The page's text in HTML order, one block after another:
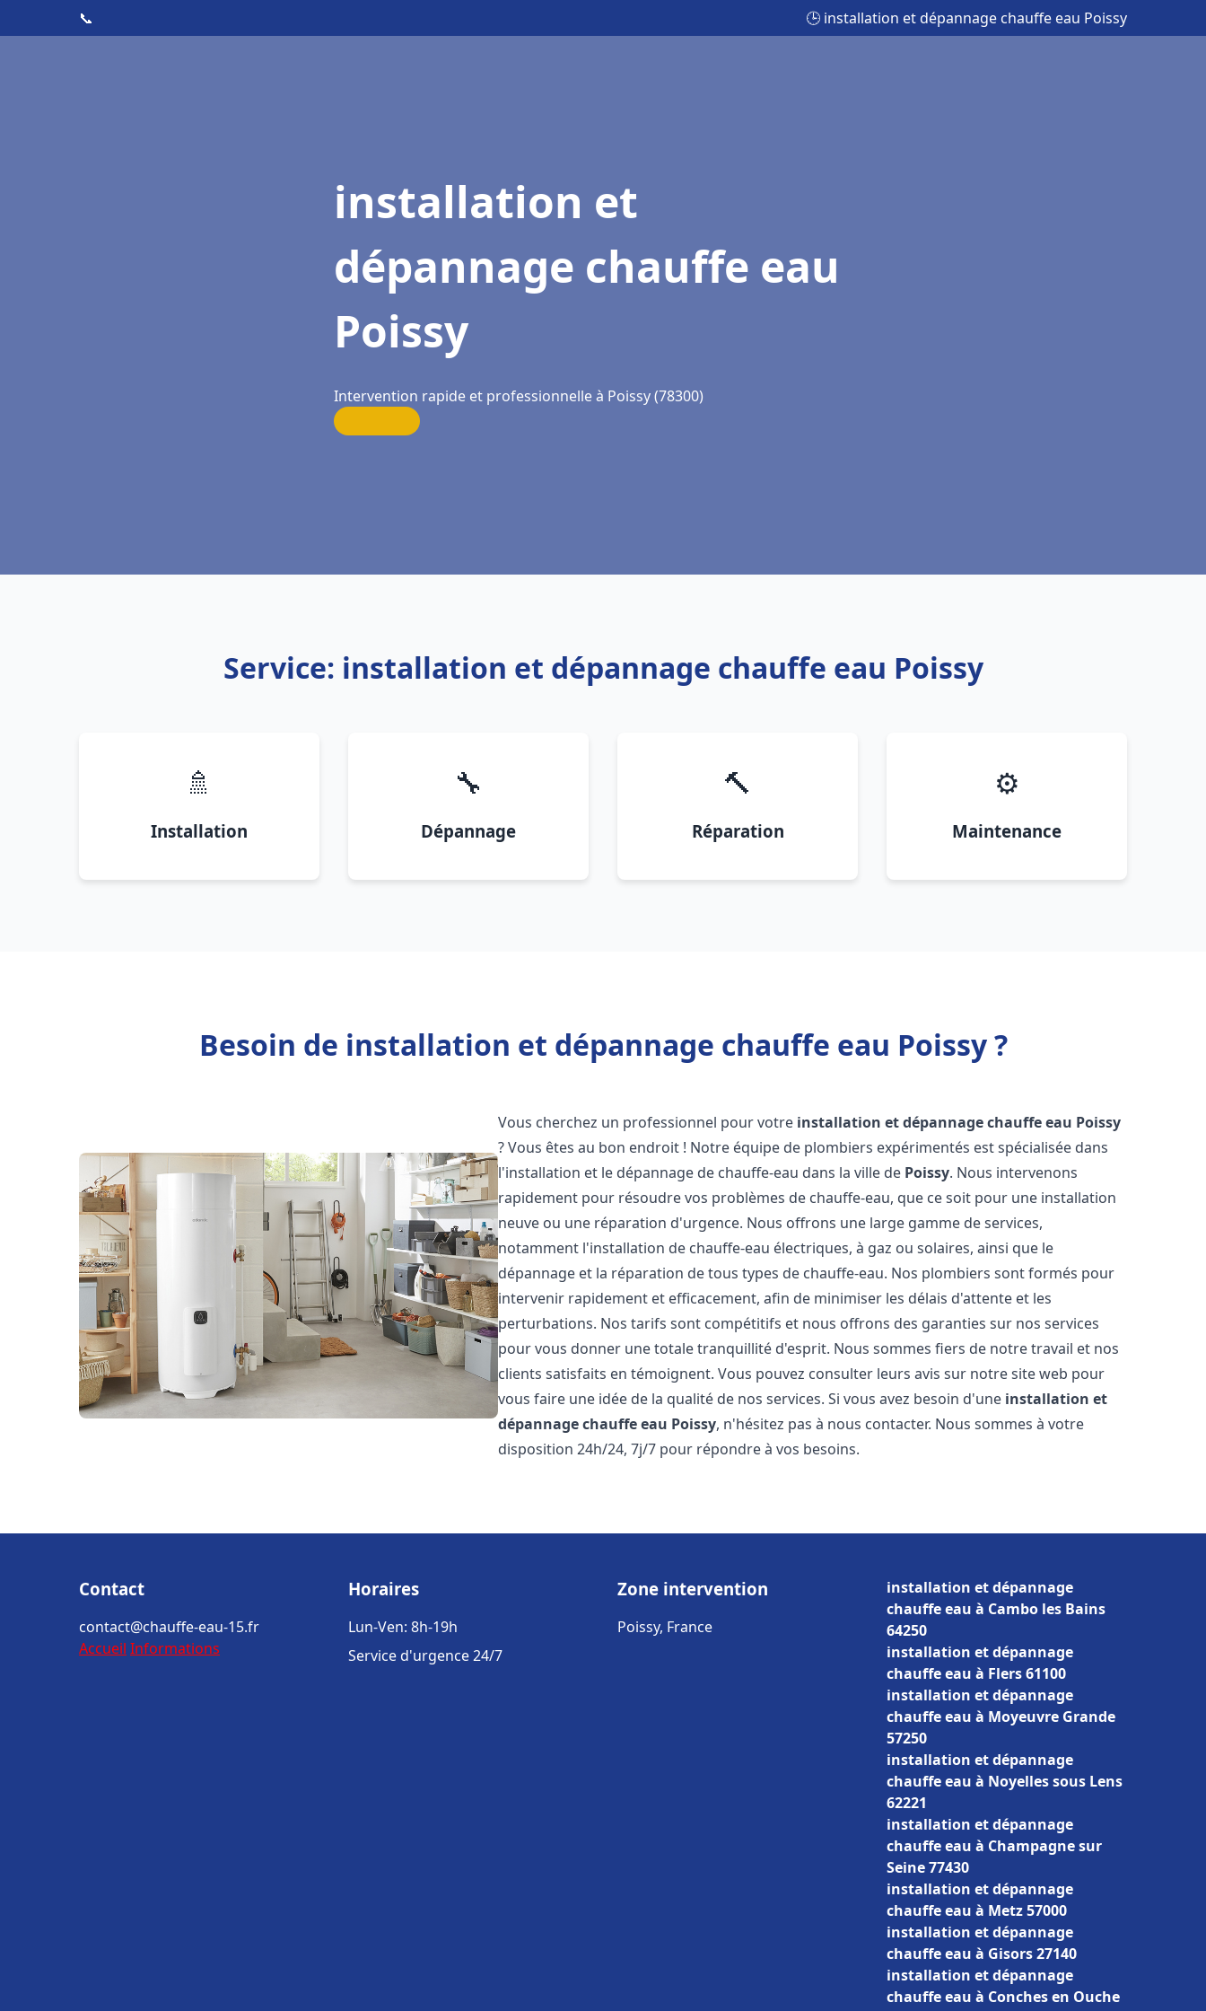
📞 🕒 installation et dépannage chauffe eau Poissy
installation et
dépannage chauffe eau
Poissy
Intervention rapide et professionnelle à Poissy (78300)
Service: installation et dépannage chauffe eau Poissy
🚿
Installation
🔧
Dépannage
🔨
Réparation
⚙️
Maintenance
Besoin de installation et dépannage chauffe eau Poissy ?
Vous cherchez un professionnel pour votre installation et dépannage chauffe eau Poissy
? Vous êtes au bon endroit ! Notre équipe de plombiers expérimentés est spécialisée dans
l'installation et le dépannage de chauffe-eau dans la ville de Poissy. Nous intervenons
rapidement pour résoudre vos problèmes de chauffe-eau, que ce soit pour une installation
neuve ou une réparation d'urgence. Nous offrons une large gamme de services,
notamment l'installation de chauffe-eau électriques, à gaz ou solaires, ainsi que le
dépannage et la réparation de tous types de chauffe-eau. Nos plombiers sont formés pour
intervenir rapidement et efficacement, afin de minimiser les délais d'attente et les
perturbations. Nos tarifs sont compétitifs et nous offrons des garanties sur nos services
pour vous donner une totale tranquillité d'esprit. Nous sommes fiers de notre travail et nos
clients satisfaits en témoignent. Vous pouvez consulter leurs avis sur notre site web pour
vous faire une idée de la qualité de nos services. Si vous avez besoin d'une installation et
dépannage chauffe eau Poissy, n'hésitez pas à nous contacter. Nous sommes à votre
disposition 24h/24, 7j/7 pour répondre à vos besoins.
Contact
contact@chauffe-eau-15.fr
Accueil Informations
Horaires
Lun-Ven: 8h-19h
Service d'urgence 24/7
Zone intervention
Poissy, France
installation et dépannage
chauffe eau à Cambo les Bains
64250
installation et dépannage
chauffe eau à Flers 61100
installation et dépannage
chauffe eau à Moyeuvre Grande
57250
installation et dépannage
chauffe eau à Noyelles sous Lens
62221
installation et dépannage
chauffe eau à Champagne sur
Seine 77430
installation et dépannage
chauffe eau à Metz 57000
installation et dépannage
chauffe eau à Gisors 27140
installation et dépannage
chauffe eau à Conches en Ouche